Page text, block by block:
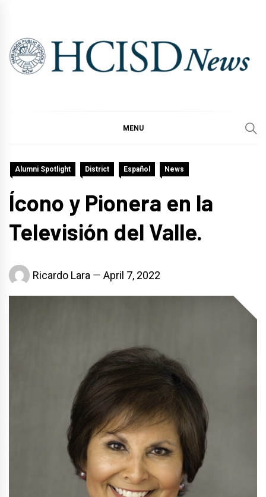
content
MENU
Alumni Spotlight District Español News
Ícono y Pionera en la
Televisión del Valle.
Ricardo Lara April 7, 2022